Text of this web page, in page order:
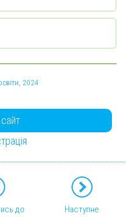
2024
до
Наступне